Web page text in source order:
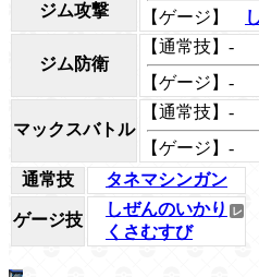
ジム攻撃
【ゲージ】
ジム防衛
【通常技】-
【ゲージ】-
マックスバトル
【通常技】-
【ゲージ】-
通常技
タネマシンガン
ゲージ技
しぜんのいかり
くさむすび